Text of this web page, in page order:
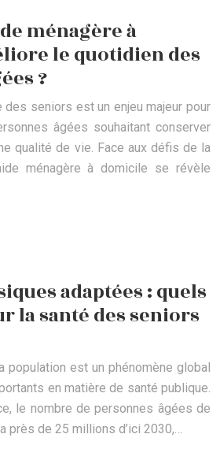
ménagère à
le quotidien des
?
des seniors est un enjeu majeur pour
âgées souhaitant conserver
qualité de vie. Face aux défis de la
ménagère à domicile se révèle
adaptées : quels
la santé des seniors
population est un phénomène global
en matière de santé publique.
le nombre de personnes âgées de
près de 25 millions d’ici 2030,…